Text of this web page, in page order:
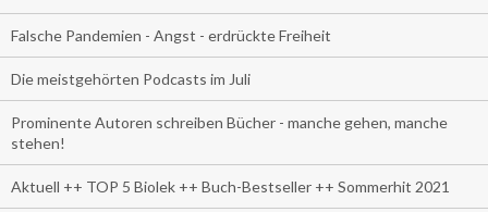
Falsche Pandemien - Angst - erdrückte Freiheit
Die meistgehörten Podcasts im Juli
Prominente Autoren schreiben Bücher - manche gehen, manche
stehen!
Aktuell ++ TOP 5 Biolek ++ Buch-Bestseller ++ Sommerhit 2021